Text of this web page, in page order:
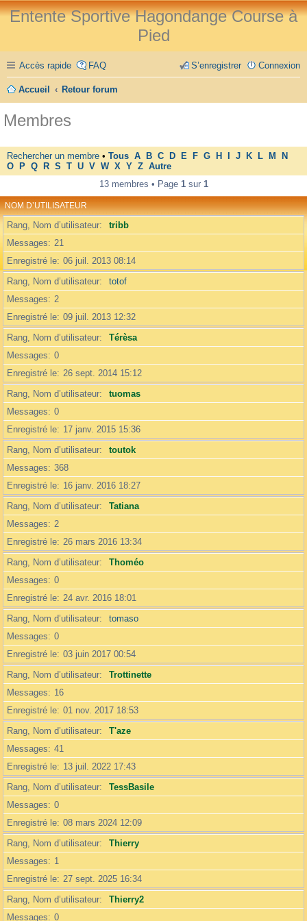
Entente Sportive Hagondange Course à
Pied
Accès rapide FAQ Connexion
S’enregistrer
Accueil Retour forum
Membres
Rechercher un membre • Tous A B C D E F G H J K L M
N
O
P Q R S T U V W X Y Z Autre
13 membres • Page 1sur 1
NOM D’UTILISATEUR
Rang, Nom d’utilisateur
tribb
Messages
21
Enregistré le 06 juil. 2013 08:14
Rang, Nom d’utilisateur
totof
Messages
2
Enregistré le 09 juil. 2013 12:32
Rang, Nom d’utilisateur
Térèsa
Messages
0
Enregistré le 26 sept. 2014 15:12
Rang, Nom d’utilisateur
tuomas
Messages
0
Enregistré le
17 janv. 2015 15:36
Rang, Nom d’utilisateur
toutok
Messages
368
Enregistré le
16 janv. 2016 18:27
Rang, Nom d’utilisateur
Tatiana
Messages
2
Enregistré le 26 mars 2016 13:34
Rang, Nom d’utilisateur
Thoméo
Messages
0
Enregistré le 24 avr. 2016 18:01
Rang, Nom d’utilisateur
tomaso
Messages
0
Enregistré le 03 juin 2017 00:54
Rang, Nom d’utilisateur
Trottinette
Messages
16
Enregistré le 01 nov. 2017 18:53
Rang, Nom d’utilisateur
T'aze
Messages
41
Enregistré le
13 juil. 2022 17:43
Rang, Nom d’utilisateur
TessBasile
Messages
0
Enregistré le 08 mars 2024 12:09
Rang, Nom d’utilisateur
Thierry
Messages
1
Enregistré le 27 sept. 2025 16:34
Rang, Nom d’utilisateur
Thierry2
Messages
0